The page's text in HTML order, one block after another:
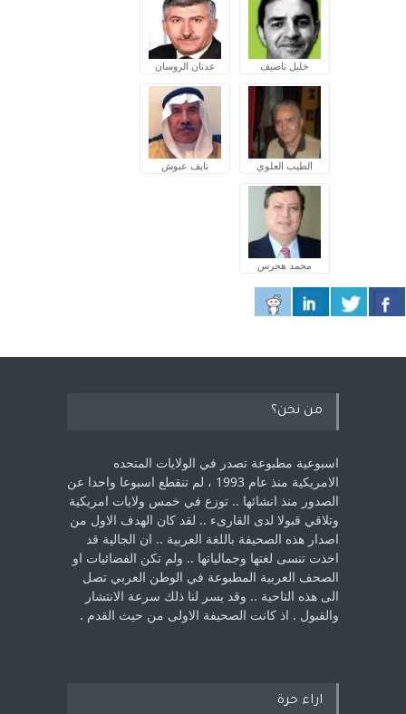
خليل ناصيف عدنان الروسان
الطيب العلوي نايف عبوش
محمد هجرس
من نحن؟
اسبوعية مطبوعة تصدر في الولايات المتحده
الامريكية منذ عام 1993 ، لم ‏تنقطع اسبوعا واحدا عن
الصدور منذ انشائها .. توزع في خمس ولايات امريكية
‏وتلاقي قبولا لدى القارىء ..‏ لقد كان الهدف الاول من
اصدار هذه الصحيفة باللغة العربية .. ان الجالية قد
اخذت ‏تنسى لغتها وجمالياتها .. ولم تكن الفضائيات او
الصحف العربية المطبوعة في الوطن ‏العربي تصل
الى هذه الناحية .. وقد يسر لنا ذلك سرعة الانتشار
والقبول . اذ كانت ‏الصحيفة الاولى من حيث القدم . ‏
اراء حرة